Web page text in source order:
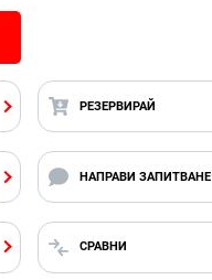
РЕЗЕРВИРАЙ
НАПРАВИ ЗАПИТВАНЕ
СРАВНИ